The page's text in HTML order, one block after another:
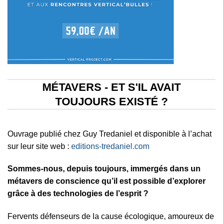
MÉTAVERS - ET S'IL AVAIT
TOUJOURS EXISTÉ ?
Ouvrage publié chez Guy Tredaniel et disponible à l’achat
sur leur site web : editions-tredaniel.com
Sommes-nous, depuis toujours, immergés dans un
métavers de conscience qu’il est possible d’explorer
grâce à des technologies de l’esprit ?
Fervents défenseurs de la cause écologique, amoureux de